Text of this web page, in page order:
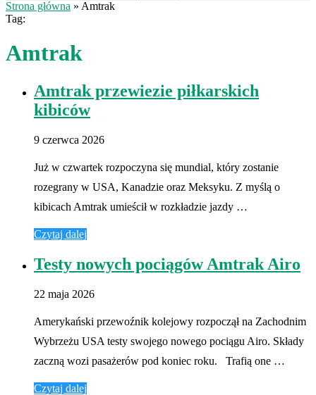
Strona główna » Amtrak
Tag:
Amtrak
Amtrak przewiezie piłkarskich
kibiców
9 czerwca 2026
Już w czwartek rozpoczyna się mundial, który zostanie
rozegrany w USA, Kanadzie oraz Meksyku. Z myślą o
kibicach Amtrak umieścił w rozkładzie jazdy …
Czytaj dalej
Testy nowych pociągów Amtrak Airo
22 maja 2026
Amerykański przewoźnik kolejowy rozpoczął na Zachodnim
Wybrzeżu USA testy swojego nowego pociągu Airo. Składy
zaczną wozi pasażerów pod koniec roku. Trafią one …
Czytaj dalej